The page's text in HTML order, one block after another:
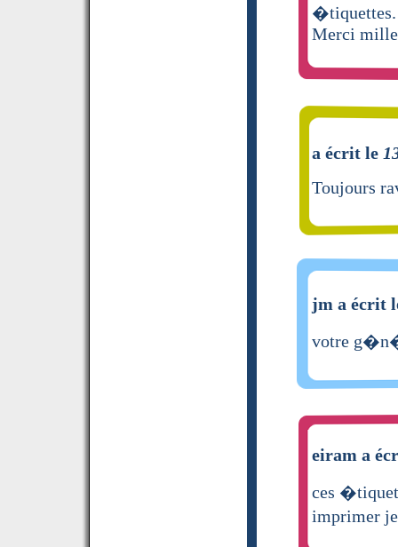
�tiquettes.
Merci
a écrit le
Toujours
jm a écrit
votre
eiram a
ces
imprimer